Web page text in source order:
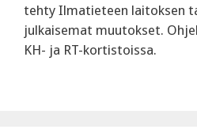
tehty Ilmatieteen laitoksen
julkaisemat muutokset.
KH- ja RT-kortistoissa.